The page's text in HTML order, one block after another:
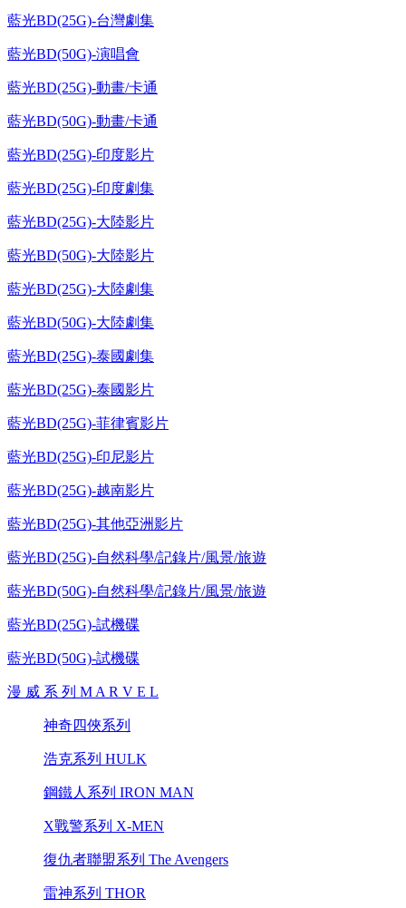
藍光BD(25G)-台灣劇集
藍光BD(50G)-演唱會
藍光BD(25G)-動畫/卡通
藍光BD(50G)-動畫/卡通
藍光BD(25G)-印度影片
藍光BD(25G)-印度劇集
藍光BD(25G)-大陸影片
藍光BD(50G)-大陸影片
藍光BD(25G)-大陸劇集
藍光BD(50G)-大陸劇集
藍光BD(25G)-泰國劇集
藍光BD(25G)-泰國影片
藍光BD(25G)-菲律賓影片
藍光BD(25G)-印尼影片
藍光BD(25G)-越南影片
藍光BD(25G)-其他亞洲影片
藍光BD(25G)-自然科學/記錄片/風景/旅遊
藍光BD(50G)-自然科學/記錄片/風景/旅遊
藍光BD(25G)-試機碟
藍光BD(50G)-試機碟
漫 威 系 列 M A R V E L
神奇四俠系列
浩克系列 HULK
鋼鐵人系列 IRON MAN
X戰警系列 X-MEN
復仇者聯盟系列 The Avengers
雷神系列 THOR